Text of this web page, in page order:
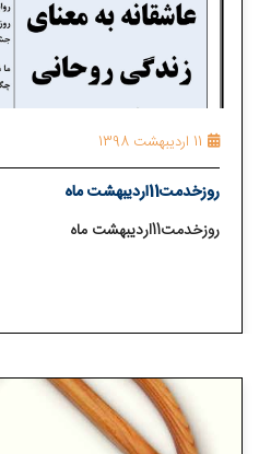
11 اردیبهشت 1398
روزخدمت11اردیبهشت ماه
روزخدمت11اردیبهشت ماه